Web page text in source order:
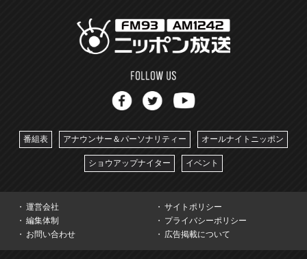
番組表 アナウンサー＆パーソナリティー オールナイトニッポン
ショウアップナイター イベント
運営会社
サイトポリシー
編集体制
プライバシーポリシー
お問い合わせ
広告掲載について